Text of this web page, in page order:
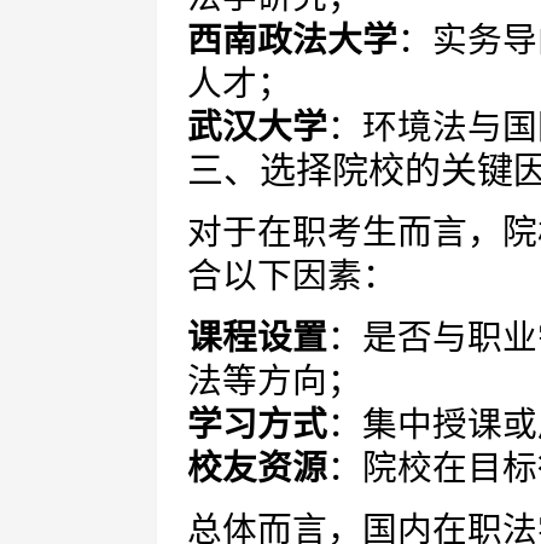
西南政法大学：实务
人才；
武汉大学：环境法与
三、选择院校的关键
对于在职考生而言，
合以下因素：
课程设置：是否与职
法等方向；
学习方式：集中授课
校友资源：院校在目
总体而言，国内在职